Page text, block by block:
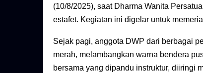
(10/8/2025), saat Dharma Wanita
estafet. Kegiatan ini digelar untuk
Sejak pagi, anggota DWP dari berbagai
merah, melambangkan warna bendera
bersama yang dipandu instruktur, diiringi